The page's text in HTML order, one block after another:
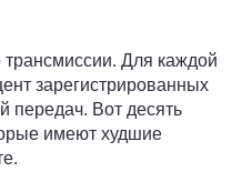
Для каждой
зарегистрированных
передач. Вот десять
имеют худшие